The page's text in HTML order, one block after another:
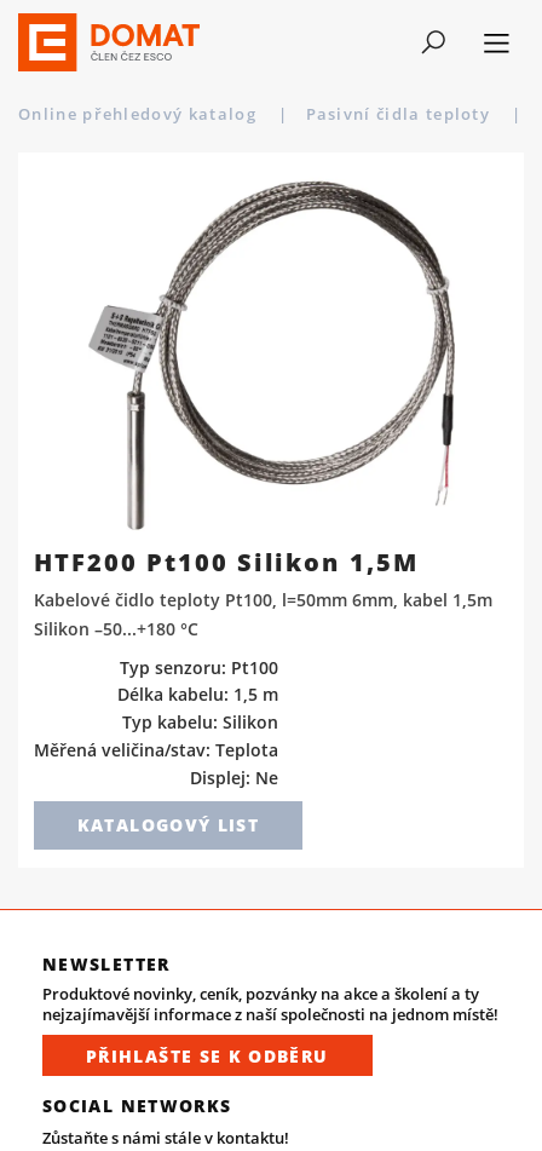
Online přehledový katalog | Pasivní čidla teploty |
HTF200 Pt100 Silikon 1,5M
Kabelové čidlo teploty Pt100, l=50mm 6mm, kabel 1,5m
Silikon –50...+180 °C
Typ senzoru: Pt100
Délka kabelu: 1,5 m
Typ kabelu: Silikon
Měřená veličina/stav: Teplota
Displej: Ne
KATALOGOVÝ LIST
NEWSLETTER
Produktové novinky, ceník, pozvánky na akce a školení a ty
nejzajímavější informace z naší společnosti na jednom místě!
PŘIHLAŠTE SE K ODBĚRU
SOCIAL NETWORKS
Zůstaňte s námi stále v kontaktu!